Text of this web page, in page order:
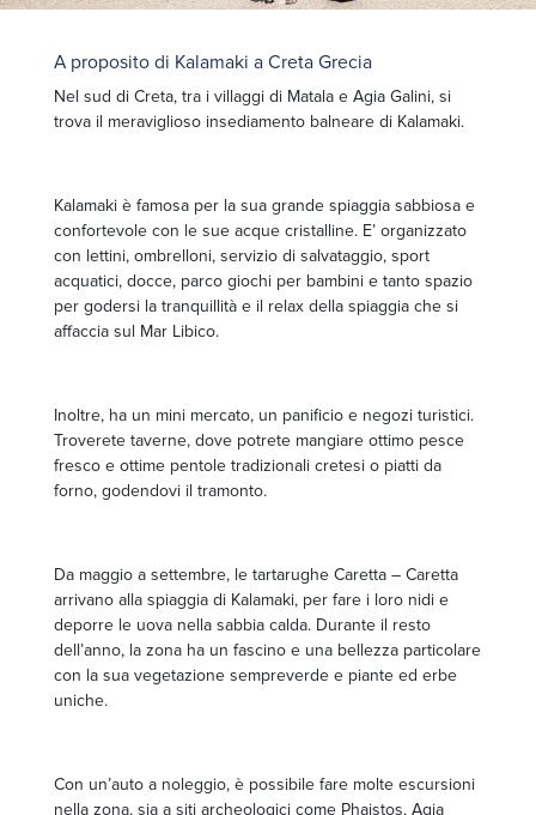
A proposito di Kalamaki a Creta Grecia
Nel sud di Creta, tra i villaggi di Matala e Agia Galini, si
trova il meraviglioso insediamento balneare di Kalamaki.
Kalamaki è famosa per la sua grande spiaggia sabbiosa e
confortevole con le sue acque cristalline. E’ organizzato
con lettini, ombrelloni, servizio di salvataggio, sport
acquatici, docce, parco giochi per bambini e tanto spazio
per godersi la tranquillità e il relax della spiaggia che si
affaccia sul Mar Libico.
Inoltre, ha un mini mercato, un panificio e negozi turistici.
Troverete taverne, dove potrete mangiare ottimo pesce
fresco e ottime pentole tradizionali cretesi o piatti da
forno, godendovi il tramonto.
Da maggio a settembre, le tartarughe Caretta – Caretta
arrivano alla spiaggia di Kalamaki, per fare i loro nidi e
deporre le uova nella sabbia calda. Durante il resto
dell’anno, la zona ha un fascino e una bellezza particolare
con la sua vegetazione sempreverde e piante ed erbe
uniche.
Con un’auto a noleggio, è possibile fare molte escursioni
nella zona, sia a siti archeologici come Phaistos, Agia